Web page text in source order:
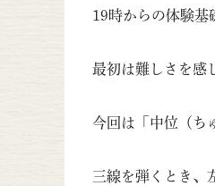
19時からの体験基
最初は難しさを感
今回は「中位（ち
三線を弾くとき、